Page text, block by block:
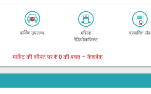
पार्किंग उपलब्ध
महिला
रेडियोलाजिस्ट
प्रमाणित लैब
मार्केट की कीमत पर₹ 0 की बचत + कैशबैक